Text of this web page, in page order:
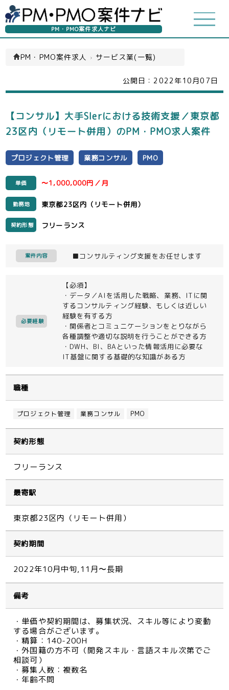
PM・PMO案件求人ナビ
PM・PMO案件求人 › サービス業(一覧)
公開日： 2022年10月07日
【コンサル】大手SIerにおける技術支援／東京都
23区内（リモート併用）のPM・PMO求人案件
プロジェクト管理 業務コンサル PMO
単価 〜1,000,000円／月
勤務地 東京都23区内（リモート併用）
契約形態 フリーランス
案件内容 ■コンサルティング支援をお任せします
必要経験
【必須】
・データ／AIを活用した戦略、業務、ITに関
するコンサルティング経験、もしくは近しい
経験を有する方
・関係者とコミュニケーションをとりながら
各種調整や適切な説明を行うことができる方
・DWH、BI、BAといった情報活用に必要な
IT基盤に関する基礎的な知識がある方
職種
プロジェクト管理 業務コンサル PMO
契約形態
フリーランス
最寄駅
東京都23区内（リモート併用）
契約期間
2022年10月中旬,11月〜長期
備考
・単価や契約期間は、募集状況、スキル等により変動
する場合がございます。
・精算：140-200H
・外国籍の方不可（開発スキル・言語スキル次第でご
相談可）
・募集人数：複数名
・年齢不問